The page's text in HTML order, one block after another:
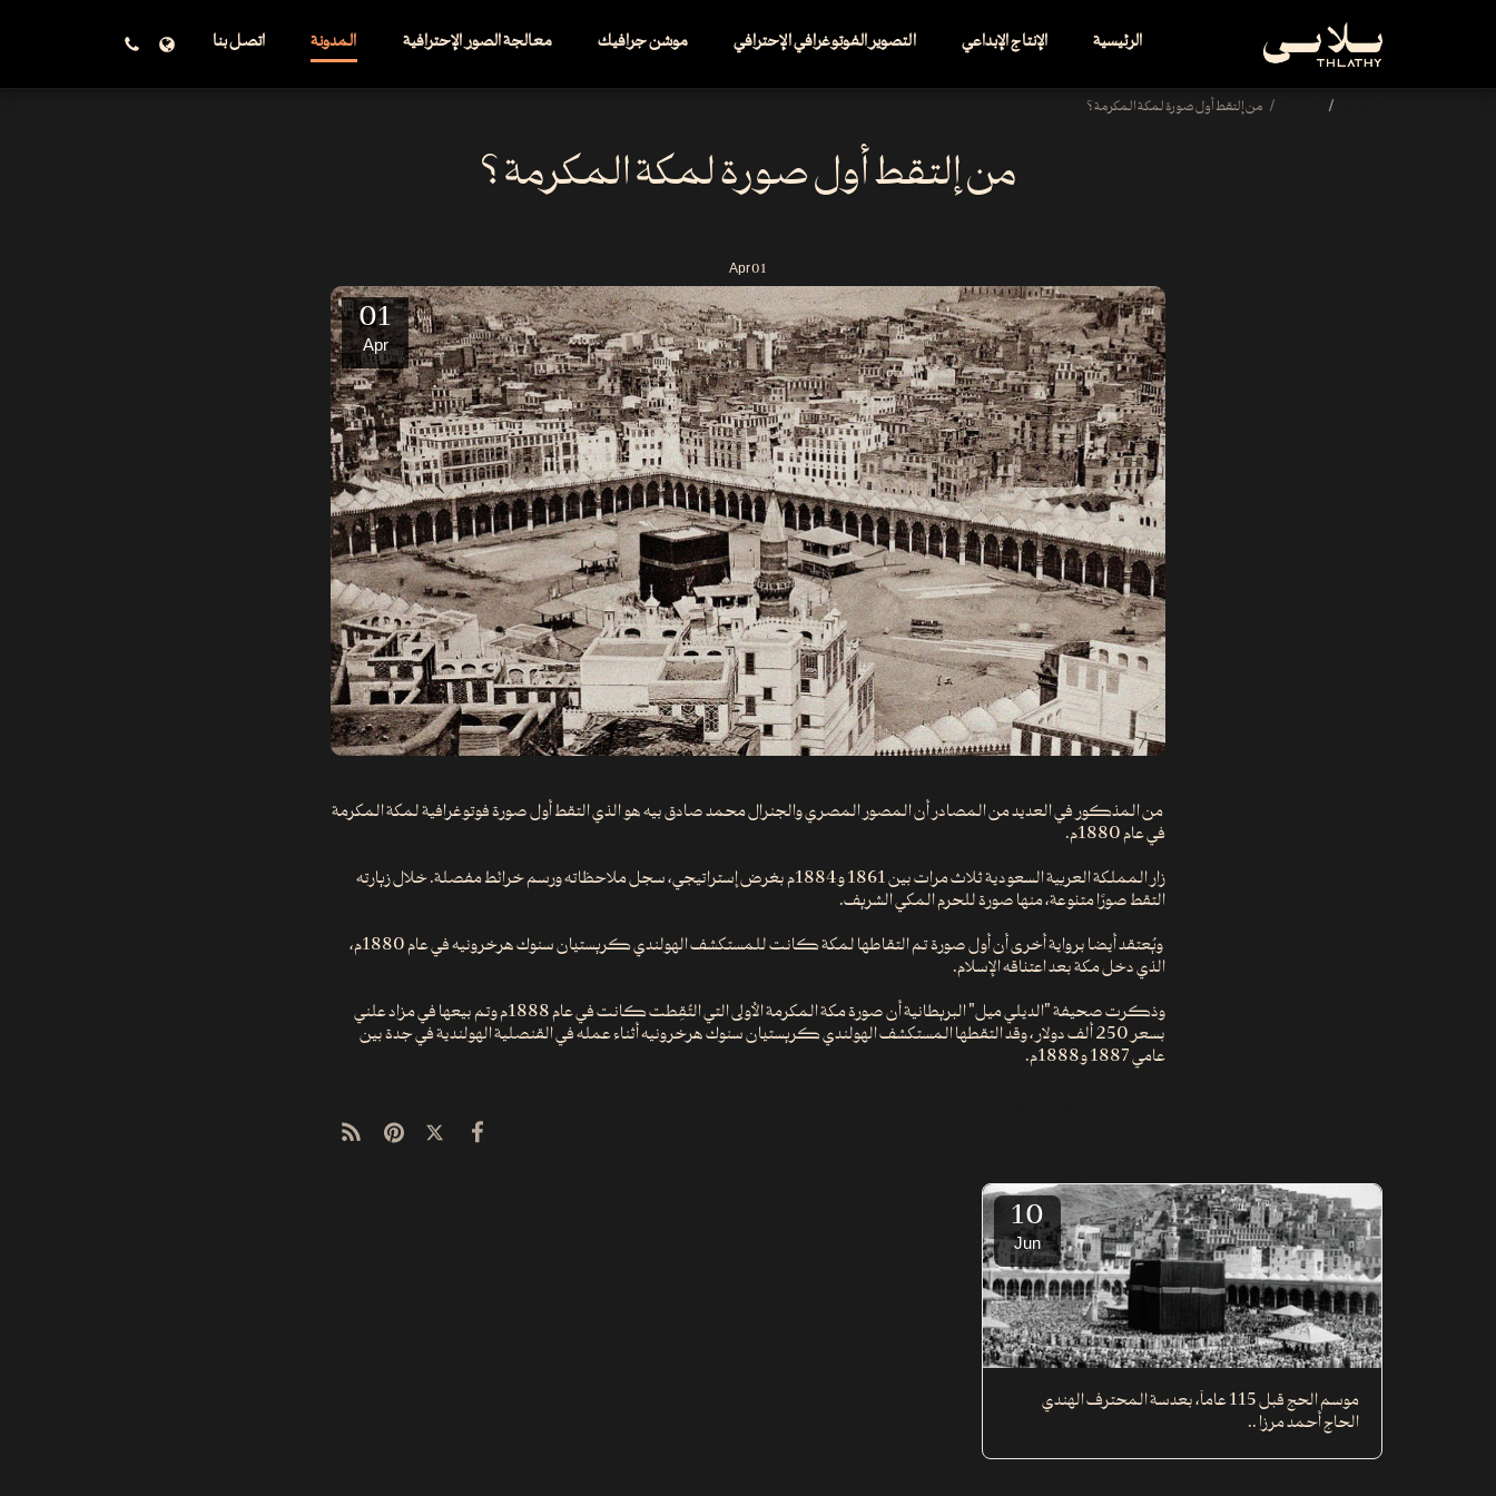
الرئيسية الإنتاج الإبداعي التصوير الفوتوغرافي الإحترافي موشن جرافيك معالجة الصور الإحترافية المدونة اتصل بنا
من إلتقط أول صورة لمكة المكرمة ؟
من إلتقط أول صورة لمكة المكرمة ؟
01
Apr
01
Apr
من المذكور في العديد من المصادر أن المصور المصري والجنرال محمد صادق بيه هو الذي التقط أول صورة فوتوغرافية لمكة المكرمة
في عام 1880م.
زار المملكة العربية السعودية ثلاث مرات بين 1861 و1884م بغرض إستراتيجي، سجل ملاحظاته ورسم خرائط مفصلة. خلال زيارته
التقط صورًا متنوعة، منها صورة للحرم المكي الشريف.
ويُعتقد أيضا برواية أخرى أن أول صورة تم التقاطها لمكة كانت للمستكشف الهولندي كريستيان سنوك هرخرونيه في عام 1880م،
الذي دخل مكة بعد اعتناقه الإسلام.
وذكرت صحيفة "الديلي ميل" البريطانية أن صورة مكة المكرمة الأولى التي التُقِطت كانت في عام 1888م وتم بيعها في مزاد علني
بسعر 250 ألف دولار، وقد التقطها المستكشف الهولندي كريستيان سنوك هرخرونيه أثناء عمله في القنصلية الهولندية في جدة بين
عامي 1887 و1888م.
10
Jun
موسم الحج قبل 115 عاماً، بعدسة المحترف الهندي
الحاج أحمد مرزا ..